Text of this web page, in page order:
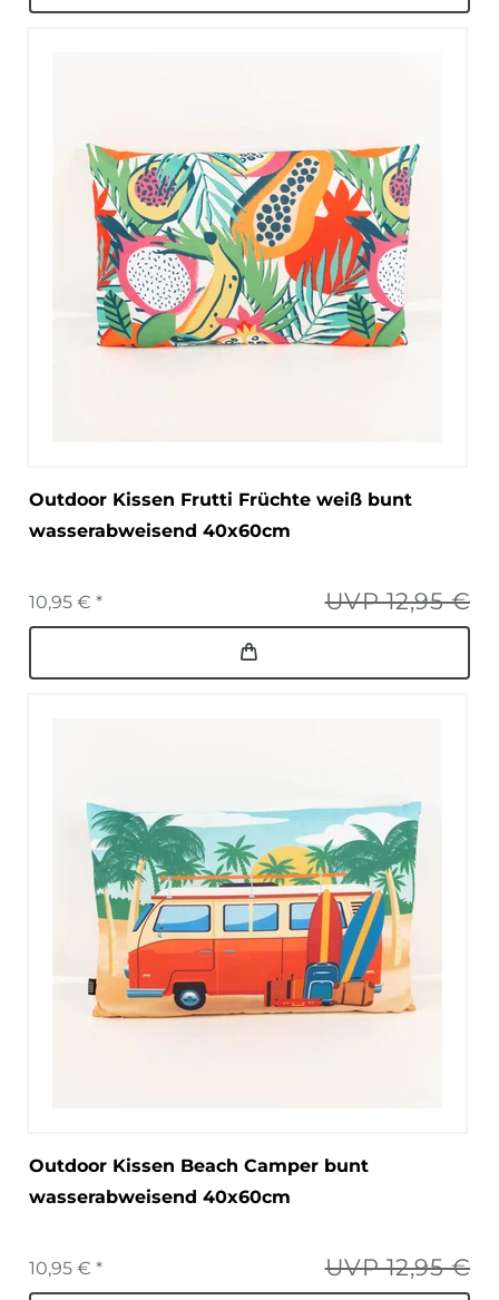
Outdoor Kissen Frutti Früchte weiß bunt
wasserabweisend 40x60cm
UVP 12,95 €
10,95 € *
Outdoor Kissen Beach Camper bunt
wasserabweisend 40x60cm
UVP 12,95 €
10,95 € *